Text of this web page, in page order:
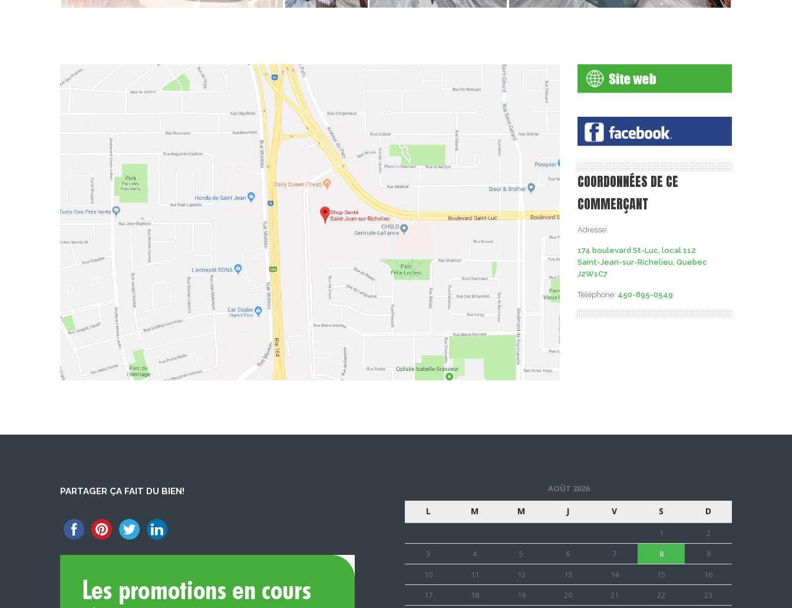
COORDONNÉES DE CE
COMMERÇANT
Adresse:
174 boulevard St-Luc, local 112
Saint-Jean-sur-Richelieu, Quebec
J2W1C7
Téléphone: 450-895-0549
PARTAGER ÇA FAIT DU BIEN! AOÛT 2026
L M M J V S D
1
2
3
4 5 6 7 8
9
10
11 12 13 14 15
16
17
18 19 20 21 22
23